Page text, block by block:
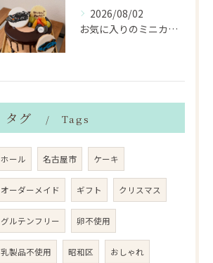
2026/08/02
お気に入りのミニカーのアイシングクッキーを飾ったデコレーショ...
タグ Tags
ホール 名古屋市 ケーキ
オーダーメイド ギフト クリスマス
グルテンフリー 卵不使用
乳製品不使用 昭和区 おしゃれ